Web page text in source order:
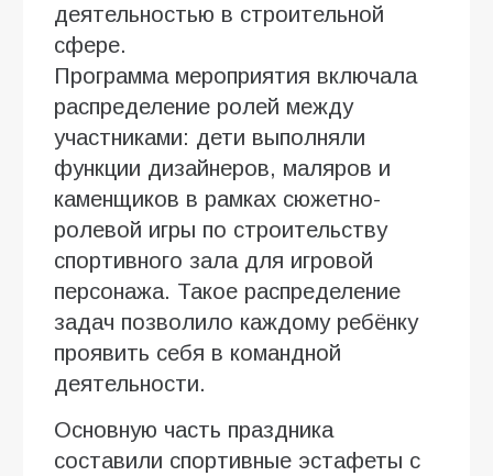
деятельностью в строительной
сфере.
Программа мероприятия включала
распределение ролей между
участниками: дети выполняли
функции дизайнеров, маляров и
каменщиков в рамках сюжетно-
ролевой игры по строительству
спортивного зала для игровой
персонажа. Такое распределение
задач позволило каждому ребёнку
проявить себя в командной
деятельности.
Основную часть праздника
составили спортивные эстафеты с